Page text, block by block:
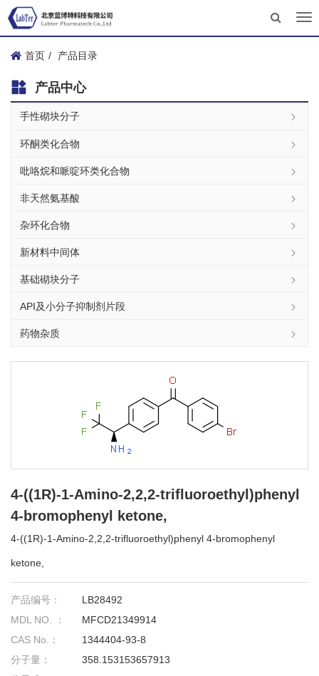
首页
产品目录
产品中心
手性砌块分子
环酮类化合物
吡咯烷和哌啶环类化合物
非天然氨基酸
杂环化合物
新材料中间体
基础砌块分子
API及小分子抑制剂片段
药物杂质
4-((1R)-1-Amino-2,2,2-trifluoroethyl)phenyl
4-bromophenyl ketone,
4-((1R)-1-Amino-2,2,2-trifluoroethyl)phenyl 4-bromophenyl
ketone,
产品编号：
LB28492
MDL NO. ：
MFCD21349914
CAS No.：
1344404-93-8
分子量：
358.153153657913